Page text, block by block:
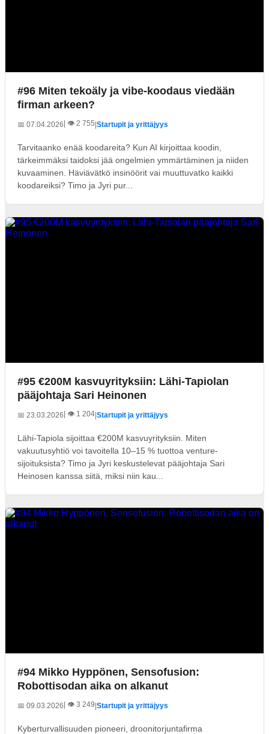
#96 Miten tekoäly ja vibe-koodaus viedään
firman arkeen?
📅 07.04.2026 | 👁️ 2 755|Startupit ja yrittäjyys
Tarvitaanko enää koodareita? Kun AI kirjoittaa koodin,
tärkeimmäksi taidoksi jää ongelmien ymmärtäminen ja niiden
kuvaaminen. Häviävätkö insinöörit vai muuttuvatko kaikki
koodareiksi? Timo ja Jyri pur...
#95 €200M kasvuyrityksiin: Lähi-Tapiolan
pääjohtaja Sari Heinonen
📅 23.03.2026 | 👁️ 1 204|Startupit ja yrittäjyys
Lähi-Tapiola sijoittaa €200M kasvuyrityksiin. Miten
vakuutusyhtiö voi tavoitella 10–15 % tuottoa venture-
sijoituksista? Timo ja Jyri keskustelevat pääjohtaja Sari
Heinosen kanssa siitä, miksi niin kau...
#94 Mikko Hyppönen, Sensofusion:
Robottisodan aika on alkanut
📅 09.03.2026 | 👁️ 3 249|Startupit ja yrittäjyys
Kyberturvallisuuden pioneeri, droonitorjuntafirma